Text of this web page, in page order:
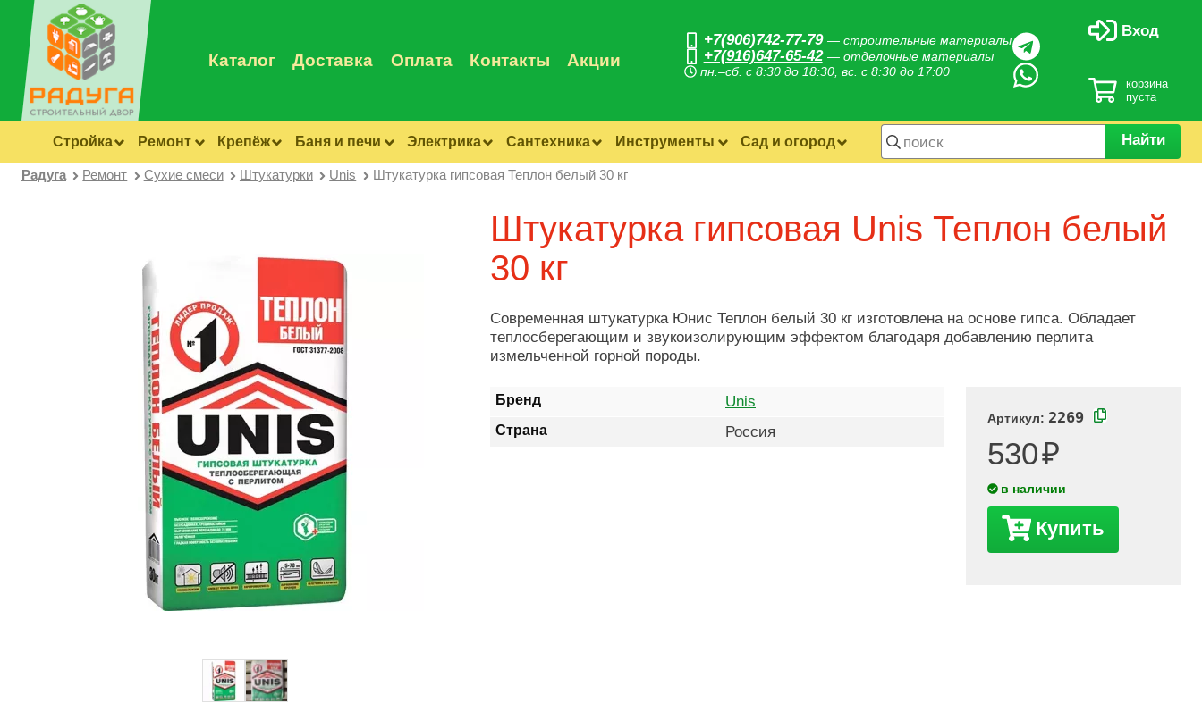
+7(906)742-77-79 — строительные материалы
+7(916)647-65-42 — отделочные материалы
пн.–сб. с 8:30 до 18:30, вс. с 8:30 до 17:00
Каталог Доставка Оплата Контакты Акции
Вход
корзина
пуста
Стройка Ремонт Крепёж Баня и печи Электрика Сантехника Инструменты Сад и огород Найти
Радуга Ремонт Сухие смеси Штукатурки Unis Штукатурка гипсовая Теплон белый 30 кг
Штукатурка гипсовая Unis Теплон белый
30 кг
Артикул: 2269
530
в наличии
Купить
Бренд Unis
Страна Россия
Современная штукатурка Юнис Теплон белый 30 кг изготовлена на основе гипса. Обладает
теплосберегающим и звукоизолирующим эффектом благодаря добавлению перлита
измельченной горной породы.